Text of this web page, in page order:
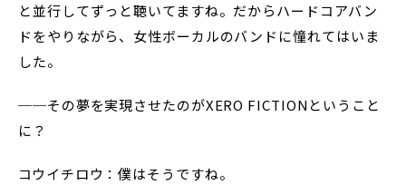
と並行してずっと聴いてますね。だからハードコアバン
ドをやりながら、女性ボーカルのバンドに憧れてはいま
した。
──その夢を実現させたのがXERO FICTIONということ
に？
コウイチロウ：僕はそうですね。